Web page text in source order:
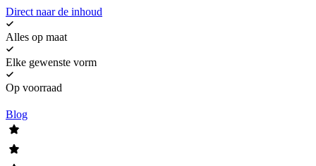
Direct naar de inhoud
Alles op maat
Elke gewenste vorm
Op voorraad
Blog